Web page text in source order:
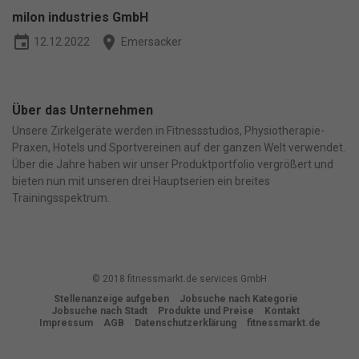
milon industries GmbH
event 12.12.2022 place Emersacker
Über das Unternehmen
Unsere Zirkelgeräte werden in Fitnessstudios, Physiotherapie-
Praxen, Hotels und Sportvereinen auf der ganzen Welt verwendet.
Über die Jahre haben wir unser Produktportfolio vergrößert und
bieten nun mit unseren drei Hauptserien ein breites
Trainingsspektrum.
© 2018 fitnessmarkt.de services GmbH
Stellenanzeige aufgeben
Jobsuche nach Kategorie
Jobsuche nach Stadt
Produkte und Preise
Kontakt
Impressum
AGB Datenschutzerklärung fitnessmarkt.de
weitere Informationen anzeigen lassen und so nur bestimmte
Cookies auswählen.
Zurück
Datenschutzeinstellungen
Essenziell (1)
Essenzielle Cookies ermöglichen grundlegende Funktionen und sind
für die einwandfreie Funktion der Website erforderlich.
Marketing-Cookies werden von Drittanbietern oder Publishern
verwendet, um personalisierte Werbung anzuzeigen. Sie tun dies, indem
sie Besucher über Websites hinweg verfolgen.